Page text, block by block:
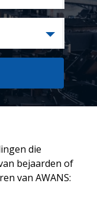
die
bejaarden of
van AWANS: